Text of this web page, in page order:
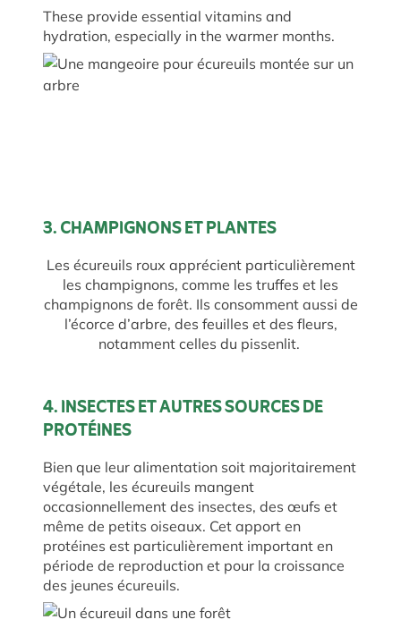
These provide essential vitamins and
hydration, especially in the warmer months.
3. CHAMPIGNONS ET PLANTES
Les écureuils roux apprécient particulièrement
les champignons, comme les truffes et les
champignons de forêt. Ils consomment aussi de
l’écorce d’arbre, des feuilles et des fleurs,
notamment celles du pissenlit.
4. INSECTES ET AUTRES SOURCES DE
PROTÉINES
Bien que leur alimentation soit majoritairement
végétale, les écureuils mangent
occasionnellement des insectes, des œufs et
même de petits oiseaux. Cet apport en
protéines est particulièrement important en
période de reproduction et pour la croissance
des jeunes écureuils.